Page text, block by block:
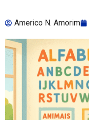
Americo N. Amorim